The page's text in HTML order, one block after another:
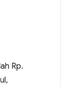
Rp.